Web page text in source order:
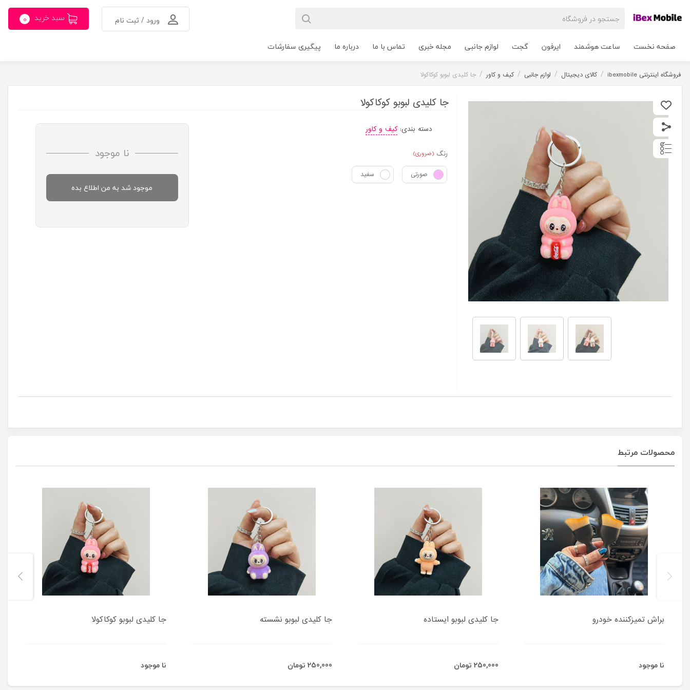
ورود / ثبت نام سبد خرید 0
صفحه نخست ساعت هوشمند ایرفون گجت لوازم جانبی مجله خبری تماس با ما درباره ما پیگیری سفارشات
فروشگاه اینترنتی ibexmobile / کالای دیجیتال / لوازم جانبی / کیف و کاور / جا کلیدی لبوبو کوکاکولا
جا کلیدی لبوبو کوکاکولا
دسته بندی: کیف و کاور
رنگ (ضروری)
صورتی سفید
نا موجود
محصولات مرتبط
براش تمیزکننده خودرو
نا موجود
جا کلیدی لبوبو ایستاده
250,000 تومان
جا کلیدی لبوبو نشسته
250,000 تومان
جا کلیدی لبوبو کوکاکولا
نا موجود